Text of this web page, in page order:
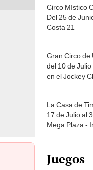
Circo Místico
Del 25 de
Costa 21
Gran Circo de
del 10 de
en el Jockey
La Casa de
17 de Julio al
Mega Plaza -
Juegos